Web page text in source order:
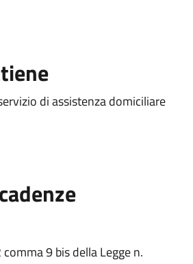
di assistenza domiciliare
9 bis della Legge n.